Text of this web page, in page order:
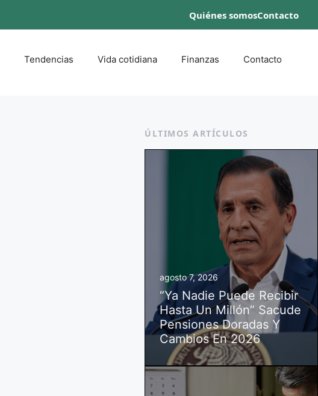
Quiénes somosContacto
Tendencias Vida cotidiana Finanzas Contacto
ÚLTIMOS ARTÍCULOS
agosto 7, 2026
“Ya Nadie Puede Recibir
Hasta Un Millón” Sacude
Pensiones Doradas Y
Cambios En 2026